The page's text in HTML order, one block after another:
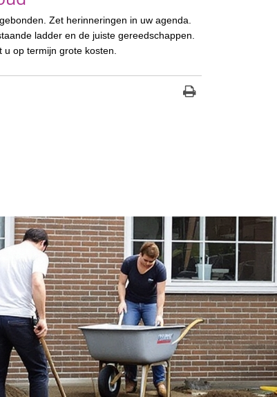
Zet herinneringen in uw agenda.
ladder en de juiste gereedschappen.
op termijn grote kosten.